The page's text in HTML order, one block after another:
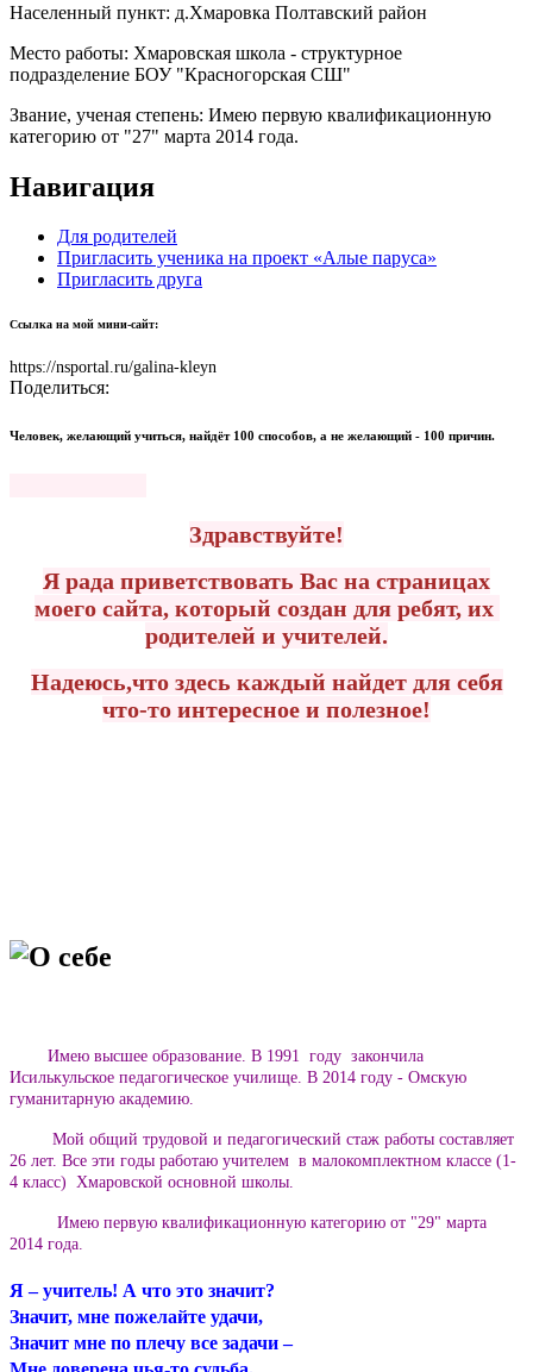
Населенный пункт: д.Хмаровка Полтавский район
Место работы: Хмаровская школа - структурное
подразделение БОУ "Красногорская СШ"
Звание, ученая степень: Имею первую квалификационную
категорию от "27" марта 2014 года.
Навигация
Для родителей
Пригласить ученика на проект «Алые паруса»
Пригласить друга
Ссылка на мой мини-сайт:
https://nsportal.ru/galina-kleyn
Поделиться:
Человек, желающий учиться, найдёт 100 способов, а не желающий - 100 причин.
Здравствуйте!
Я рада приветствовать Вас на страницах
моего сайта, который создан для ребят, их
родителей и учителей.
Надеюсь,что здесь каждый найдет для себя
что-то интересное и полезное!
О себе
Имею высшее образование. В 1991 году закончила
Исилькульское педагогическое училище. В 2014 году - Омскую
гуманитарную академию.
Мой общий трудовой и педагогический стаж работы составляет
26 лет. Все эти годы работаю учителем в малокомплектном классе (1-
4 класс) Хмаровской основной школы.
Имею первую квалификационную категорию от "29" марта
2014 года.
Я – учитель! А что это значит?
Значит, мне пожелайте удачи,
Значит мне по плечу все задачи –